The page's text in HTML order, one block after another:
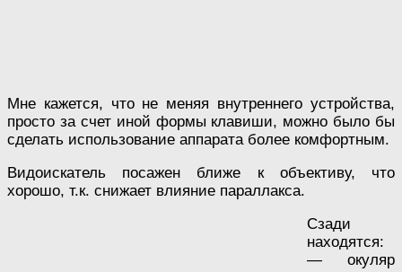
Мне кажется, что не меняя внутреннего устройства,
просто за счет иной формы клавиши, можно было бы
сделать использование аппарата более комфортным.
Видоискатель посажен ближе к объективу, что
хорошо, т.к. снижает влияние параллакса.
Сзади
находятся:
— окуляр